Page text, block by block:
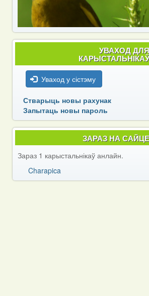
УВАХОД ДЛЯ
КАРЫСТАЛЬНІКАЎ
Уваход у сістэму
Стварыць новы рахунак
Запытаць новы пароль
ЗАРАЗ НА САЙЦЕ
Зараз 1 карыстальнікаў анлайн.
Charapica